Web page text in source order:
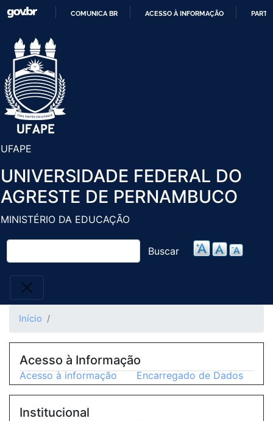
Pular
COMUNICA BR ACESSO À INFORMAÇÃO
UFAPE
UNIVERSIDADE FEDERAL DO
AGRESTE DE PERNAMBUCO
MINISTÉRIO DA EDUCAÇÃO
Buscar
Início
Acesso à Informação
Acesso à informação Encarregado de Dados
Institucional